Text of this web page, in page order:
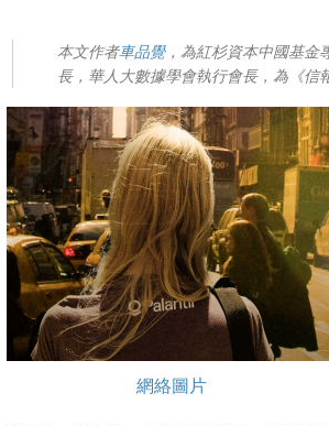
本文作者車品覺，為紅杉資本中國基金
長，華人大數據學會執行會長，為《信
網絡圖片